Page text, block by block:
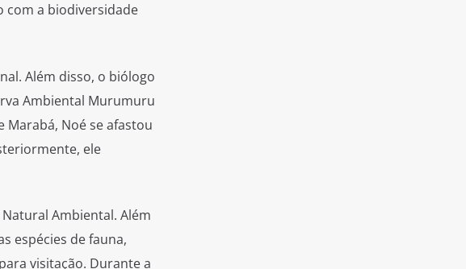
com a biodiversidade
Além disso, o biólogo
Ambiental Murumuru
Marabá, Noé se afastou
ele
Ambiental. Além
espécies de fauna,
visitação. Durante a